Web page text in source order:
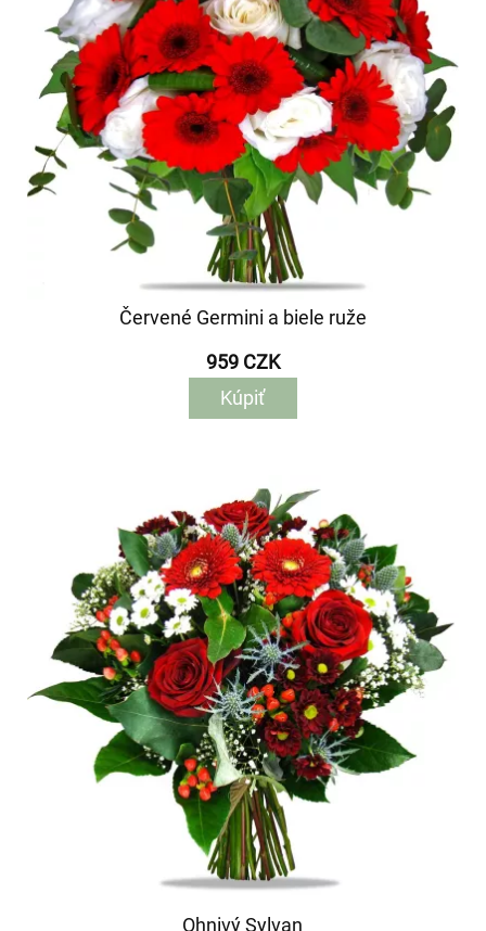
Červené Germini a biele ruže
959 CZK
Kúpiť
Ohnivý Sylvan